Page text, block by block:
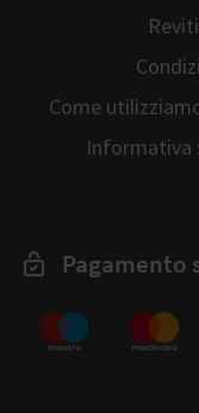
Come
Informativa
Pagamento